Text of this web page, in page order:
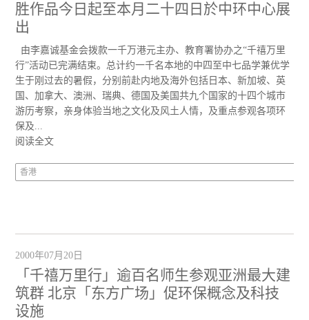
胜作品今日起至本月二十四日於中环中心展
出
由李嘉诚基金会拨款一千万港元主办、教育署协办之“千禧万里
行”活动已完满结束。总计约一千名本地的中四至中七品学兼优学
生于刚过去的暑假，分别前赴内地及海外包括日本、新加坡、英
国、加拿大、澳洲、瑞典、德国及美国共九个国家的十四个城市
游历考察，亲身体验当地之文化及风土人情，及重点参观各项环
保及...
阅读全文
香港
2000年07月20日
「千禧万里行」逾百名师生参观亚洲最大建
筑群 北京「东方广场」促环保概念及科技
设施